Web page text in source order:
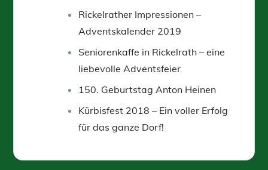
Rickelrather Impressionen –
Adventskalender 2019
Seniorenkaffe in Rickelrath – eine
liebevolle Adventsfeier
150. Geburtstag Anton Heinen
Kürbisfest 2018 – Ein voller Erfolg
für das ganze Dorf!